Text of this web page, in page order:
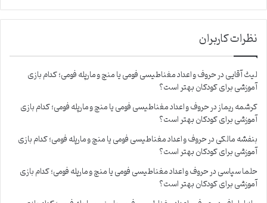
نظرات کاربران
لیث آقاییدرحروف و اعداد مغناطیسی فومی یا منچ و مارپله فومی؛ کدام بازی
آموزشی برای کودکان بهتر است؟
کرشمه ریمازدرحروف و اعداد مغناطیسی فومی یا منچ و مارپله فومی؛ کدام بازی
آموزشی برای کودکان بهتر است؟
بنفشه مالکیدرحروف و اعداد مغناطیسی فومی یا منچ و مارپله فومی؛ کدام بازی
آموزشی برای کودکان بهتر است؟
حلما سپاسیدرحروف و اعداد مغناطیسی فومی یا منچ و مارپله فومی؛ کدام بازی
آموزشی برای کودکان بهتر است؟